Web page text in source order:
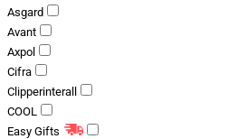
Asgard
Avant
Axpol
Cifra
Clipperinterall
COOL
Easy Gifts